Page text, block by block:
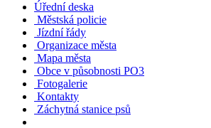
Úřední deska
Městská policie
Jízdní řády
Organizace města
Mapa města
Obce v působnosti PO3
Fotogalerie
Kontakty
Záchytná stanice psů